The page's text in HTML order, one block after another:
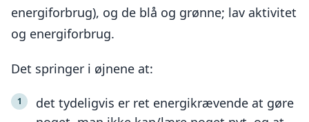
energiforbrug), og de blå og grønne; lav aktivitet
og energiforbrug.
Det springer i øjnene at:
det tydeligvis er ret energikrævende at gøre